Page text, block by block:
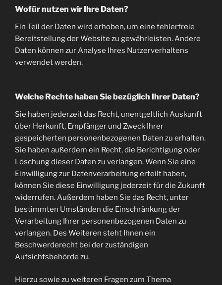
Wofür nutzen wir Ihre Daten?
Ein Teil der Daten wird erhoben, um eine fehlerfreie
Bereitstellung der Website zu gewährleisten. Andere
Daten können zur Analyse Ihres Nutzerverhaltens
verwendet werden.
Welche Rechte haben Sie bezüglich Ihrer Daten?
Sie haben jederzeit das Recht, unentgeltlich Auskunft
über Herkunft, Empfänger und Zweck Ihrer
gespeicherten personenbezogenen Daten zu erhalten.
Sie haben außerdem ein Recht, die Berichtigung oder
Löschung dieser Daten zu verlangen. Wenn Sie eine
Einwilligung zur Datenverarbeitung erteilt haben,
können Sie diese Einwilligung jederzeit für die Zukunft
widerrufen. Außerdem haben Sie das Recht, unter
bestimmten Umständen die Einschränkung der
Verarbeitung Ihrer personenbezogenen Daten zu
verlangen. Des Weiteren steht Ihnen ein
Beschwerderecht bei der zuständigen
Aufsichtsbehörde zu.
Hierzu sowie zu weiteren Fragen zum Thema